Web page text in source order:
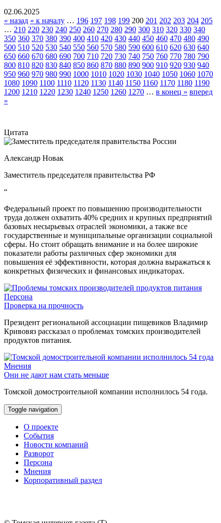
02.06.2025
« назад « к началу … 196 197 198 199 200 201 202 203 204 205
… 210 220 230 240 250 260 270 280 290 300 310 320 330 340
350 360 370 380 390 400 410 420 430 440 450 460 470 480 490
500 510 520 530 540 550 560 570 580 590 600 610 620 630 640
650 660 670 680 690 700 710 720 730 740 750 760 770 780 790
800 810 820 830 840 850 860 870 880 890 900 910 920 930 940
950 960 970 980 990 1000 1010 1020 1030 1040 1050 1060 1070
1080 1090 1100 1110 1120 1130 1140 1150 1160 1170 1180 1190
1200 1210 1220 1230 1240 1250 1260 1270 … в конец » вперед
»
Цитата
Александр Новак
Заместитель председателя правительства РФ
“
Федеральный проект по повышению производительности
труда должен охватить 40% средних и крупных предприятий
базовых несырьевых отраслей экономики, а также все
государственные и муниципальные организации социальной
сферы. Но стоит обращать внимание и на более широкие
показатели работы различных сфер экономики для
повышения её эффективности, которая должна выражаться к
конкретных физических и финансовых индикаторах.
Персона
Проверка на прочность
Президент региональной ассоциации пищевиков Владимир
Кривовяз рассказал о проблемах томских производителей
продуктов питания.
Мнения
Они не дают нам стать меньше
Томской домостроительной компании исполнилось 54 года.
Toggle navigation
О проекте
События
Новости компаний
Разворот
Персона
Мнения
Корпоративный раздел